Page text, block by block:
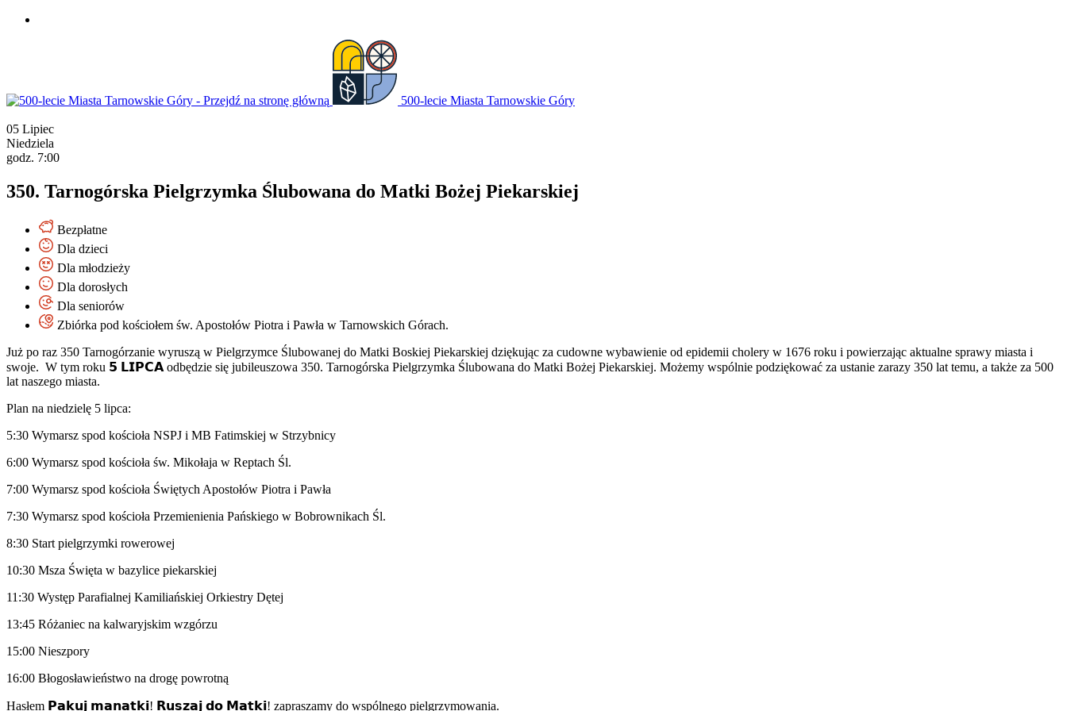
500-lecie Miasta Tarnowskie Góry
05 Lipiec
Niedziela
godz. 7:00
350. Tarnogórska Pielgrzymka Ślubowana do Matki Bożej Piekarskiej
Bezpłatne
Dla dzieci
Dla młodzieży
Dla dorosłych
Dla seniorów
Zbiórka pod kościołem św. Apostołów Piotra i Pawła w Tarnowskich Górach.
Już po raz 350 Tarnogórzanie wyruszą w Pielgrzymce Ślubowanej do Matki Boskiej Piekarskiej dziękując za cudowne wybawienie od epidemii cholery w 1676 roku i powierzając aktualne sprawy miasta i
swoje. W tym roku 𝟱 𝗟𝗜𝗣𝗖𝗔 odbędzie się jubileuszowa 350. Tarnogórska Pielgrzymka Ślubowana do Matki Bożej Piekarskiej. Możemy wspólnie podziękować za ustanie zarazy 350 lat temu, a także za 500
lat naszego miasta.
Plan na niedzielę 5 lipca:
5:30 Wymarsz spod kościoła NSPJ i MB Fatimskiej w Strzybnicy
6:00 Wymarsz spod kościoła św. Mikołaja w Reptach Śl.
7:00 Wymarsz spod kościoła Świętych Apostołów Piotra i Pawła
7:30 Wymarsz spod kościoła Przemienienia Pańskiego w Bobrownikach Śl.
8:30 Start pielgrzymki rowerowej
10:30 Msza Święta w bazylice piekarskiej
11:30 Występ Parafialnej Kamiliańskiej Orkiestry Dętej
13:45 Różaniec na kalwaryjskim wzgórzu
15:00 Nieszpory
16:00 Błogosławieństwo na drogę powrotną
Hasłem 𝗣𝗮𝗸𝘂𝗷 𝗺𝗮𝗻𝗮𝘁𝗸𝗶! 𝗥𝘂𝘀𝘇𝗮𝗷 𝗱𝗼 𝗠𝗮𝘁𝗸𝗶! zapraszamy do wspólnego pielgrzymowania.